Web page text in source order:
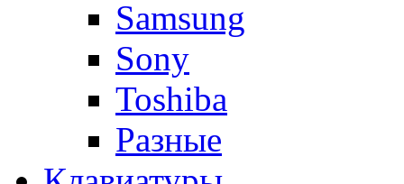
Samsung
Sony
Toshiba
Разные